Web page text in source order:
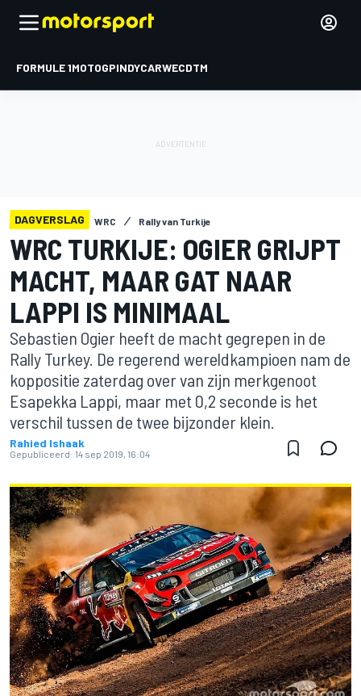
FORMULE 1MOTOGPINDYCARWECDTM
DAGVERSLAG WRC Rally van Turkije
WRC TURKIJE: OGIER GRIJPT
MACHT, MAAR GAT NAAR
LAPPI IS MINIMAAL
Sebastien Ogier heeft de macht gegrepen in de
Rally Turkey. De regerend wereldkampioen nam de
koppositie zaterdag over van zijn merkgenoot
Esapekka Lappi, maar met 0,2 seconde is het
verschil tussen de twee bijzonder klein.
Rahied Ishaak
Gepubliceerd: 14 sep 2019, 16:04